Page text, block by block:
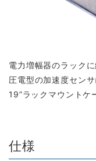
電力増幅器のラック
圧電型の加速度センサ
19”ラックマウントケ
仕様